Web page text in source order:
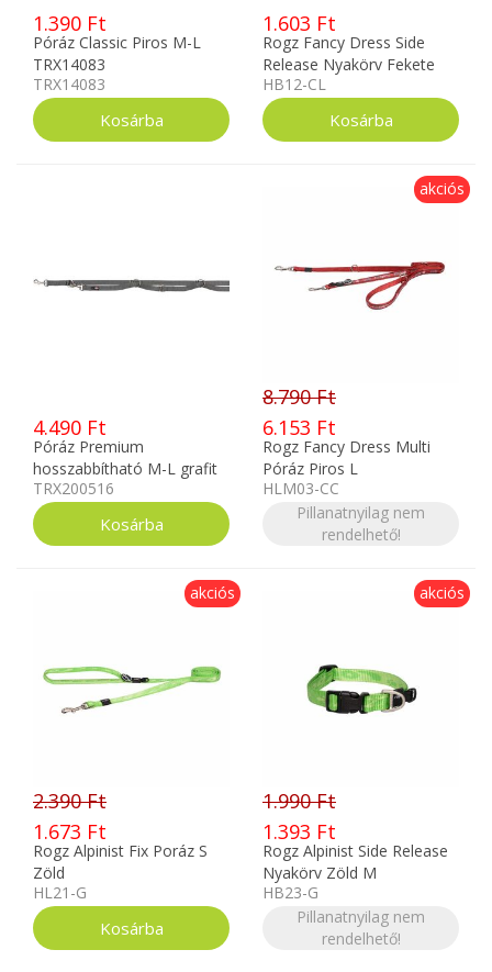
1.390 Ft
Póráz Classic Piros M-L
TRX14083
TRX14083
1.603 Ft
Rogz Fancy Dress Side
Release Nyakörv Fekete
Díszes M
HB12-CL
4.490 Ft
Póráz Premium
hosszabbítható M-L grafit
TRX200516
TRX200516
akciós
8.790 Ft
6.153 Ft
Rogz Fancy Dress Multi
Póráz Piros L
HLM03-CC
Pillanatnyilag nem
rendelhető!
akciós
2.390 Ft
1.673 Ft
Rogz Alpinist Fix Poráz S
Zöld
HL21-G
akciós
1.990 Ft
1.393 Ft
Rogz Alpinist Side Release
Nyakörv Zöld M
HB23-G
Pillanatnyilag nem
rendelhető!